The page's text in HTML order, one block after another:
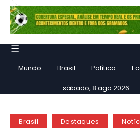
Mundo Brasil Política
sábado, 8 ago 2026
Brasil Destaques